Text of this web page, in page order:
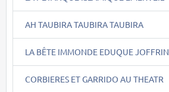
AH TAUBIRA TAUBIRA TAUBIRA
LA BÊTE IMMONDE EDUQUE JOFFRIN
CORBIERES ET GARRIDO AU THEATR